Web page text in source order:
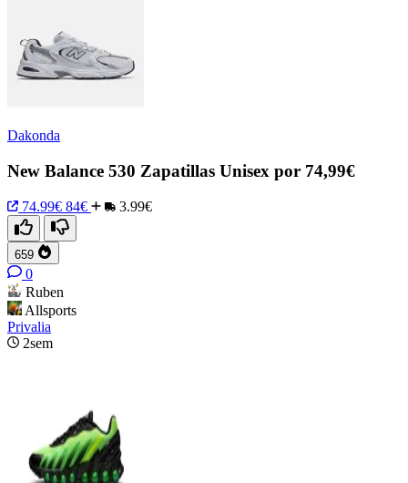
Dakonda
New Balance 530 Zapatillas Unisex por 74,99€
74.99€ 84€ 3.99€
659
0
Ruben
Allsports
Privalia
2sem